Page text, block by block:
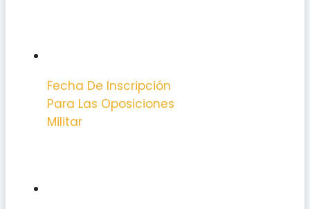
Fecha De Inscripción
Para Las Oposiciones
Militar